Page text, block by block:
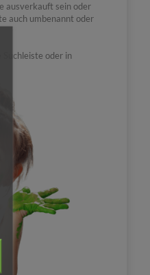
ausverkauft sein oder
auch umbenannt oder
oder in